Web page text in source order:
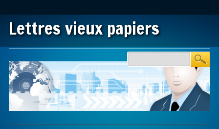
Lettres vieux papiers
Main menu